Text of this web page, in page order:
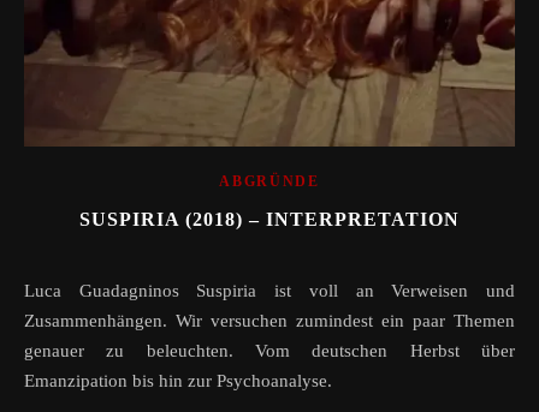
ABGRÜNDE
SUSPIRIA (2018) – INTERPRETATION
Luca Guadagninos Suspiria ist voll an Verweisen und
Zusammenhängen. Wir versuchen zumindest ein paar Themen
genauer zu beleuchten. Vom deutschen Herbst über
Emanzipation bis hin zur Psychoanalyse.